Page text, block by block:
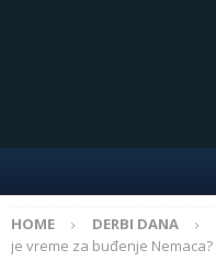
HOME DERBI DANA
je vreme za buđenje Nemaca?